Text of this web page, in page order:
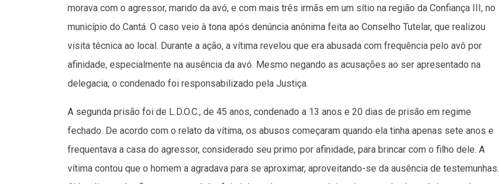
morava com o agressor, marido da avó, e com mais três irmãs em um sítio na região da Confiança III, no
município do Cantá. O caso veio à tona após denúncia anônima feita ao Conselho Tutelar, que realizou
visita técnica ao local. Durante a ação, a vítima revelou que era abusada com frequência pelo avô por
afinidade, especialmente na ausência da avó. Mesmo negando as acusações ao ser apresentado na
delegacia, o condenado foi responsabilizado pela Justiça.
A segunda prisão foi de L.D.O.C., de 45 anos, condenado a 13 anos e 20 dias de prisão em regime
fechado. De acordo com o relato da vítima, os abusos começaram quando ela tinha apenas sete anos e
frequentava a casa do agressor, considerado seu primo por afinidade, para brincar com o filho dele. A
vítima contou que o homem a agradava para se aproximar, aproveitando-se da ausência de testemunhas.